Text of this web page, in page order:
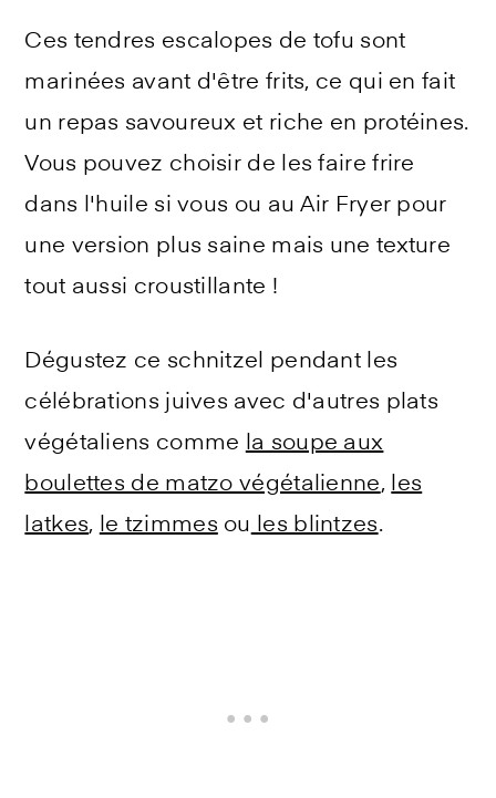
Ces tendres escalopes de tofu sont
marinées avant d'être frits, ce qui en fait
un repas savoureux et riche en protéines.
Vous pouvez choisir de les faire frire
dans l'huile si vous ou au Air Fryer pour
une version plus saine mais une texture
tout aussi croustillante !
Dégustez ce schnitzel pendant les
célébrations juives avec d'autres plats
végétaliens comme la soupe aux
boulettes de matzo végétalienne, les
latkes, le tzimmes ou les blintzes.